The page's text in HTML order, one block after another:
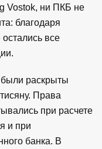
Vostok, ни ПКБ не
благодаря
все
раскрыты
Права
при расчете
и при
банка. В